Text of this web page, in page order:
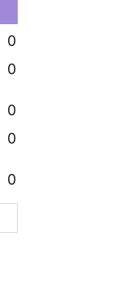
0
0
0
0
0